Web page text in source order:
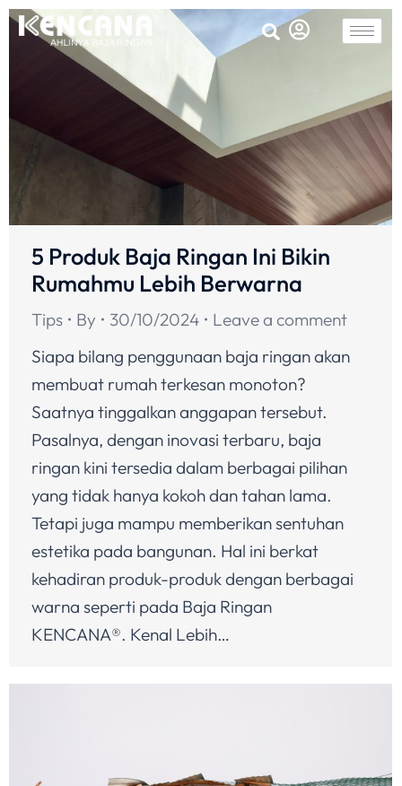
5 Produk Baja Ringan Ini Bikin
Rumahmu Lebih Berwarna
Tips By 30/10/2024
Leave a comment
Siapa bilang penggunaan baja ringan akan
membuat rumah terkesan monoton?
Saatnya tinggalkan anggapan tersebut.
Pasalnya, dengan inovasi terbaru, baja
ringan kini tersedia dalam berbagai pilihan
yang tidak hanya kokoh dan tahan lama.
Tetapi juga mampu memberikan sentuhan
estetika pada bangunan. Hal ini berkat
kehadiran produk-produk dengan berbagai
warna seperti pada Baja Ringan
KENCANA®. Kenal Lebih…